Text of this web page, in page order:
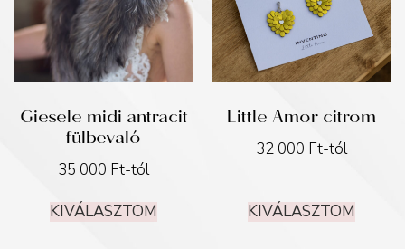
Giesele midi antracit
fülbevaló
35 000 Ft-tól
KIVÁLASZTOM
Little Amor citrom
32 000 Ft-tól
KIVÁLASZTOM